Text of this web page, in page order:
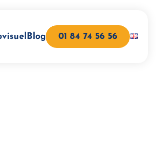
Blog 01 84 74 56 56